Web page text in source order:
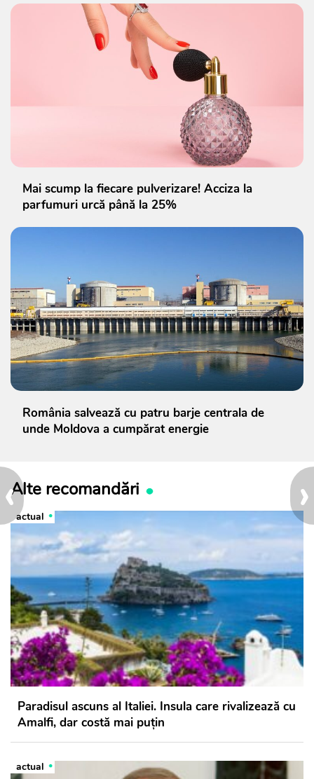
›
‹
Mai scump la fiecare pulverizare! Acciza la
parfumuri urcă până la 25%
România salvează cu patru barje centrala de
unde Moldova a cumpărat energie
Alte recomandări
actual
Paradisul ascuns al Italiei. Insula care rivalizează cu
Amalfi, dar costă mai puțin
actual